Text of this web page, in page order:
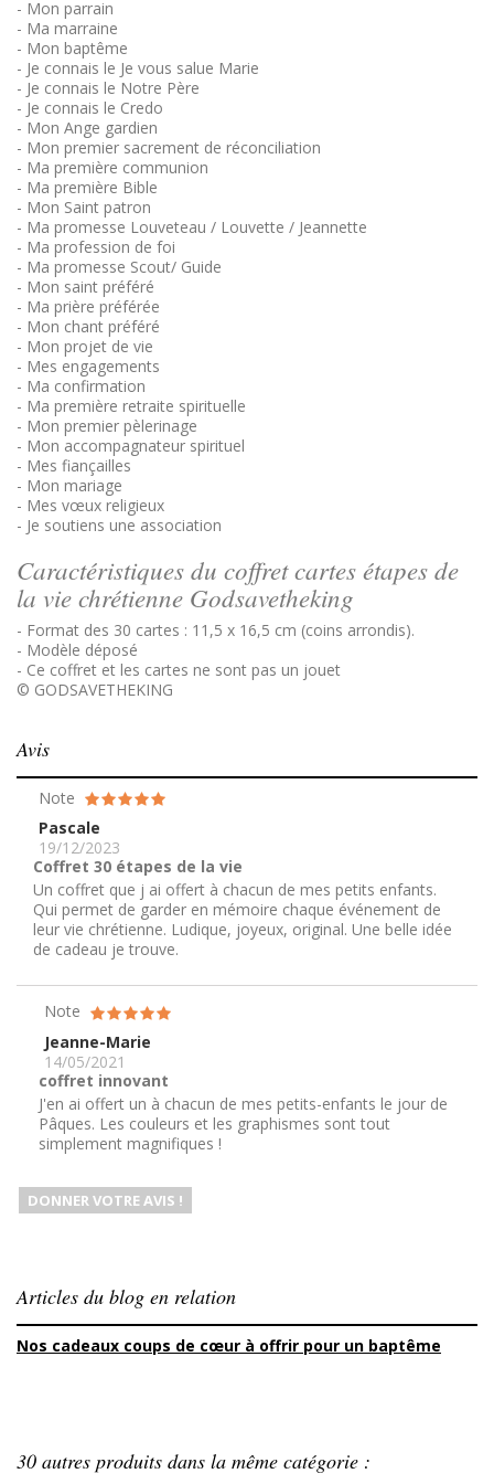
- Mon parrain
- Ma marraine
- Mon baptême
- Je connais le Je vous salue Marie
- Je connais le Notre Père
- Je connais le Credo
- Mon Ange gardien
- Mon premier sacrement de réconciliation
- Ma première communion
- Ma première Bible
- Mon Saint patron
- Ma promesse Louveteau / Louvette / Jeannette
- Ma profession de foi
- Ma promesse Scout/ Guide
- Mon saint préféré
- Ma prière préférée
- Mon chant préféré
- Mon projet de vie
- Mes engagements
- Ma confirmation
- Ma première retraite spirituelle
- Mon premier pèlerinage
- Mon accompagnateur spirituel
- Mes fiançailles
- Mon mariage
- Mes vœux religieux
- Je soutiens une association
Caractéristiques du coffret cartes étapes de
la vie chrétienne Godsavetheking
- Format des 30 cartes : 11,5 x 16,5 cm (coins arrondis).
- Modèle déposé
- Ce coffret et les cartes ne sont pas un jouet
© GODSAVETHEKING
Avis
Note
Pascale
19/12/2023
Coffret 30 étapes de la vie
Un coffret que j ai offert à chacun de mes petits enfants.
Qui permet de garder en mémoire chaque événement de
leur vie chrétienne. Ludique, joyeux, original. Une belle idée
de cadeau je trouve.
Note
Jeanne-Marie
14/05/2021
coffret innovant
J'en ai offert un à chacun de mes petits-enfants le jour de
Pâques. Les couleurs et les graphismes sont tout
simplement magnifiques !
DONNER VOTRE AVIS !
Articles du blog en relation
Nos cadeaux coups de cœur à offrir pour un baptême
30 autres produits dans la même catégorie :